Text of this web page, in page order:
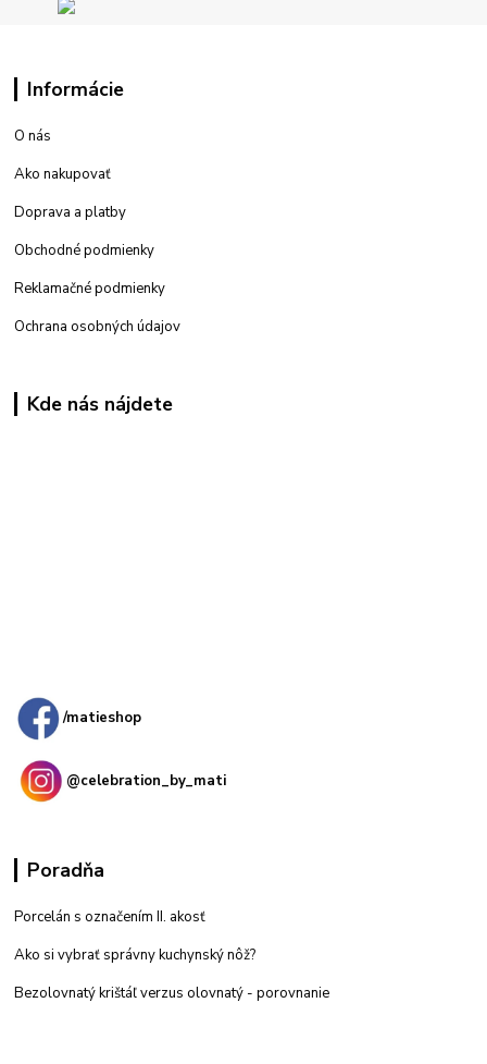
Informácie
O nás
Ako nakupovať
Doprava a platby
Obchodné podmienky
Reklamačné podmienky
Ochrana osobných údajov
Kde nás nájdete
/matieshop
@celebration_by_mati
Poradňa
Porcelán s označením II. akosť
Ako si vybrať správny kuchynský nôž?
Bezolovnatý krištáľ verzus olovnatý - porovnanie